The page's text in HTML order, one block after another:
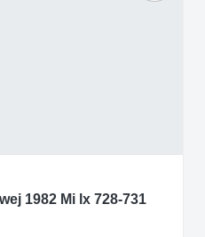
1982 Mi lx 728-731